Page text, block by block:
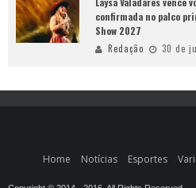
confirmada no palco
Show 2027
Redação 30 de
Home Notícias Esportes